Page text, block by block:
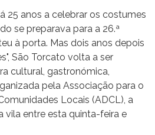
25 anos a celebrar os costumes
se preparava para a 26.ª
à porta. Mas dois anos depois
São Torcato volta a ser
cultural, gastronómica,
pela Associação para o
Locais (ADCL), a
vila entre esta quinta-feira e